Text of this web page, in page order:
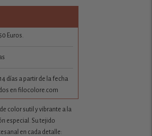
Euros.
días a partir de la fecha
en filocolore.com
color sutil y vibrante a la
especial. Su tejido
en cada detalle: